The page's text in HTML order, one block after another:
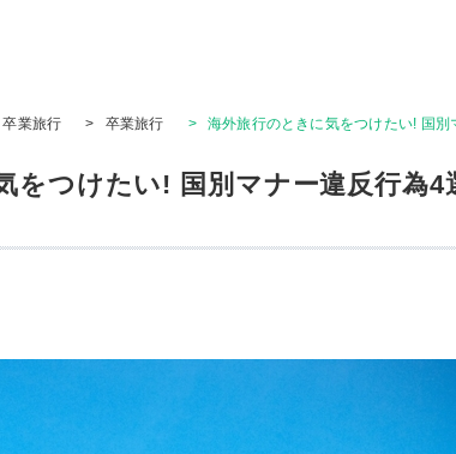
業旅行 > 卒業旅行 > 海外旅行のときに気をつけたい! 国
をつけたい! 国別マナー違反行為4